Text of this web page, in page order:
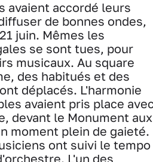
avaient accordé leurs
de bonnes ondes,
juin. Mêmes les
se sont tues, pour
musicaux. Au square
des habitués et des
déplacés. L'harmonie
avaient pris place
devant le Monument aux
moment plein de gaieté.
ont suivi le tempo
L'un des